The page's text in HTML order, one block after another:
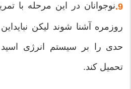
9. نوجوانان در این مرحله با
روزمره آشنا شوند لیکن
حدی را بر سیستم انرژی اسید
تحمیل کند.